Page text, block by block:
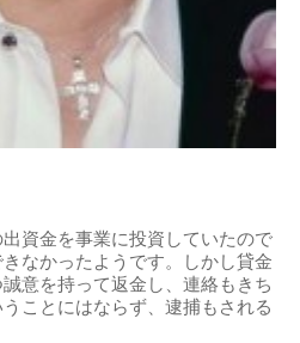
資金を事業に投資していたので
なかったようです。しかし貸金
意を持って返金し、連絡もきち
ことにはならず、逮捕もされる